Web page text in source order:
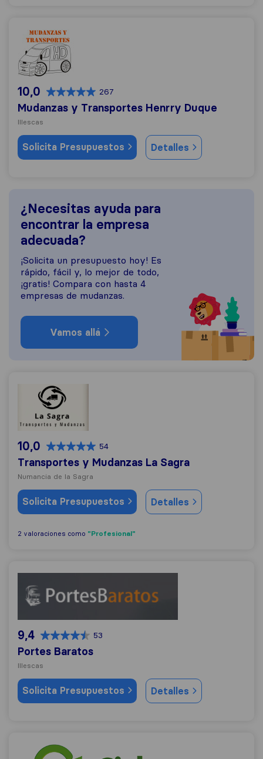
Mudanzas y Transportes Henrry Duque
10,0 267
Mudanzas y Transportes Henrry Duque
Illescas
Solicita Presupuestos Detalles
¿Necesitas ayuda para
encontrar la empresa
adecuada?
¡Solicita un presupuesto hoy! Es
rápido, fácil y, lo mejor de todo,
¡gratis! Compara con hasta 4
empresas de mudanzas.
Vamos allá
Transportes y Mudanzas La Sagra
10,0 54
Transportes y Mudanzas La Sagra
Numancia de la Sagra
Solicita Presupuestos Detalles
2 valoraciones como "Profesional"
9,4 53
Portes Baratos
Illescas
Solicita Presupuestos Detalles
Mudanzas Ciclo